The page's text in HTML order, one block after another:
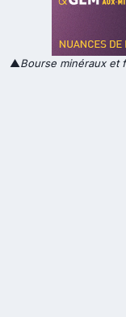
▲Bourse minéraux et